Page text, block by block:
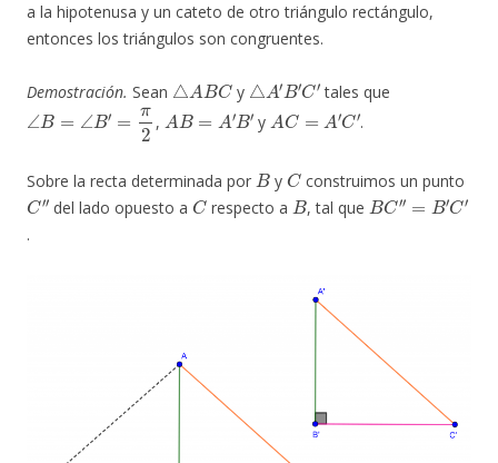
a la hipotenusa y un cateto de otro triángulo rectángulo,
entonces los triángulos son congruentes.
Demostración. Sean
△ ABC
y
△ A′B′C′
tales que
∠B B′=
,
A B= B′
y
A C= C′
.
Sobre la recta determinada por
B
y
C
construimos un punto
C″
del lado opuesto a
C
respecto a
B
, tal que
BC″=B′C′
.